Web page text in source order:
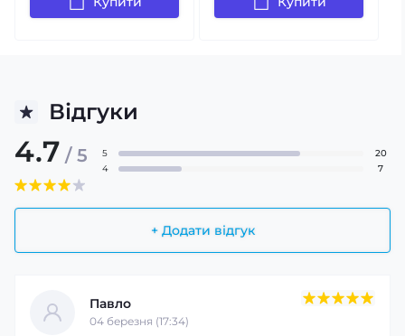
Відгуки
4.7 / 5
+ Додати відгук
5
20
4
7
Павло
04 березня (17:34)